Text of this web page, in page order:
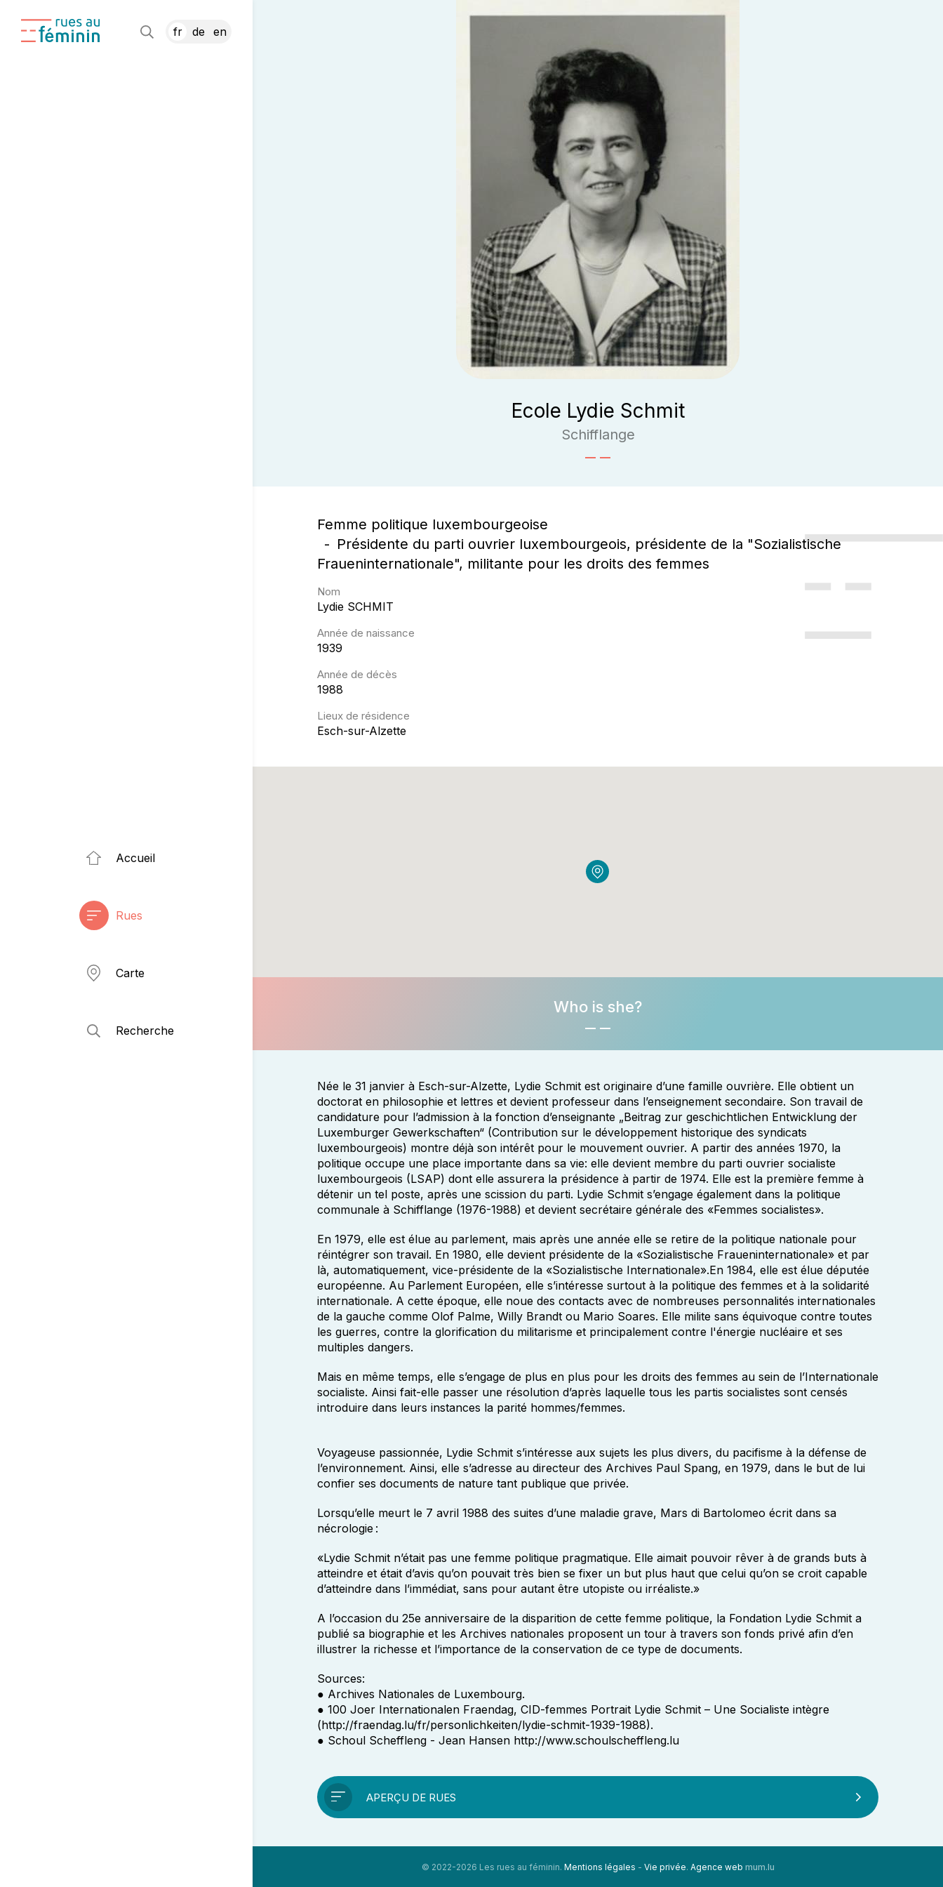
fr de en
Accueil
Rues
Carte
Recherche
Ecole Lydie Schmit
Schifflange
Femme politique luxembourgeoise
Présidente du parti ouvrier luxembourgeois, présidente de la "Sozialistische
Fraueninternationale", militante pour les droits des femmes
Nom
Lydie SCHMIT
Année de naissance
1939
Année de décès
1988
Lieux de résidence
Esch-sur-Alzette
Who is she?
Née le 31 janvier à Esch-sur-Alzette, Lydie Schmit est originaire d’une famille ouvrière. Elle obtient un
doctorat en philosophie et lettres et devient professeur dans l’enseignement secondaire. Son travail de
candidature pour l’admission à la fonction d’enseignante „Beitrag zur geschichtlichen Entwicklung der
Luxemburger Gewerkschaften“ (Contribution sur le développement historique des syndicats
luxembourgeois) montre déjà son intérêt pour le mouvement ouvrier. A partir des années 1970, la
politique occupe une place importante dans sa vie: elle devient membre du parti ouvrier socialiste
luxembourgeois (LSAP) dont elle assurera la présidence à partir de 1974. Elle est la première femme à
détenir un tel poste, après une scission du parti. Lydie Schmit s’engage également dans la politique
communale à Schifflange (1976-1988) et devient secrétaire générale des «Femmes socialistes».
En 1979, elle est élue au parlement, mais après une année elle se retire de la politique nationale pour
réintégrer son travail. En 1980, elle devient présidente de la «Sozialistische Fraueninternationale» et par
là, automatiquement, vice-présidente de la «Sozialistische Internationale».En 1984, elle est élue députée
européenne. Au Parlement Européen, elle s’intéresse surtout à la politique des femmes et à la solidarité
internationale. A cette époque, elle noue des contacts avec de nombreuses personnalités internationales
de la gauche comme Olof Palme, Willy Brandt ou Mario Soares. Elle milite sans équivoque contre toutes
les guerres, contre la glorification du militarisme et principalement contre l'énergie nucléaire et ses
multiples dangers.
Mais en même temps, elle s’engage de plus en plus pour les droits des femmes au sein de l’Internationale
socialiste. Ainsi fait-elle passer une résolution d’après laquelle tous les partis socialistes sont censés
introduire dans leurs instances la parité hommes/femmes.
Voyageuse passionnée, Lydie Schmit s’intéresse aux sujets les plus divers, du pacifisme à la défense de
l’environnement. Ainsi, elle s’adresse au directeur des Archives Paul Spang, en 1979, dans le but de lui
confier ses documents de nature tant publique que privée.
Lorsqu’elle meurt le 7 avril 1988 des suites d’une maladie grave, Mars di Bartolomeo écrit dans sa
nécrologie :
«Lydie Schmit n’était pas une femme politique pragmatique. Elle aimait pouvoir rêver à de grands buts à
atteindre et était d’avis qu’on pouvait très bien se fixer un but plus haut que celui qu’on se croit capable
d’atteindre dans l’immédiat, sans pour autant être utopiste ou irréaliste.»
A l’occasion du 25e anniversaire de la disparition de cette femme politique, la Fondation Lydie Schmit a
publié sa biographie et les Archives nationales proposent un tour à travers son fonds privé afin d’en
illustrer la richesse et l’importance de la conservation de ce type de documents.
Sources:
● Archives Nationales de Luxembourg.
● 100 Joer Internationalen Fraendag, CID-femmes Portrait Lydie Schmit – Une Socialiste intègre
(http://fraendag.lu/fr/personlichkeiten/lydie-schmit-1939-1988).
● Schoul Scheffleng - Jean Hansen http://www.schoulscheffleng.lu
APERÇU DE RUES
© 2022-2026 Les rues au féminin. Mentions légales - Vie privée. Agence web mum.lu